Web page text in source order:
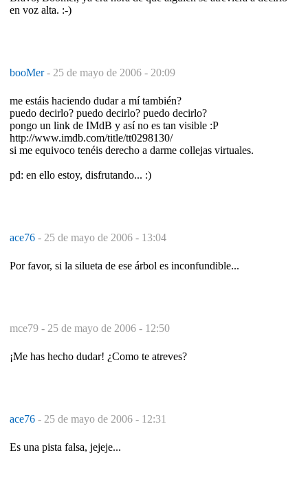
en voz alta. :-)
booMer- 25 de mayo de 2006 - 20:09
me estáis haciendo dudar a mí también?
puedo decirlo? puedo decirlo? puedo decirlo?
pongo un link de IMdB y así no es tan visible :P
http://www.imdb.com/title/tt0298130/
si me equivoco tenéis derecho a darme collejas virtuales.
pd: en ello estoy, disfrutando... :)
ace76 - 25 de mayo de 2006 - 13:04
Por favor, si la silueta de ese árbol es inconfundible...
mce79 - 25 de mayo de 2006 - 12:50
¡Me has hecho dudar! ¿Como te atreves?
ace76 - 25 de mayo de 2006 - 12:31
Es una pista falsa, jejeje...